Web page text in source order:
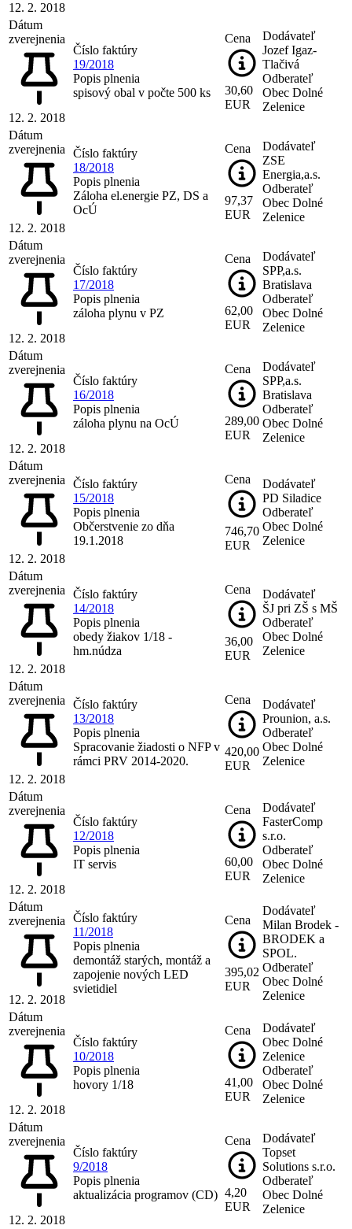
12. 2. 2018
Dátum
zverejnenia
12. 2. 2018
Číslo faktúry
19/2018
Popis plnenia
spisový obal v počte 500 ks
Cena
30,60
EUR
Dodávateľ
Jozef Igaz-
Tlačivá
Odberateľ
Obec Dolné
Zelenice
Dátum
zverejnenia
12. 2. 2018
Číslo faktúry
18/2018
Popis plnenia
Záloha el.energie PZ, DS a
OcÚ
Cena
97,37
EUR
Dodávateľ
ZSE
Energia,a.s.
Odberateľ
Obec Dolné
Zelenice
Dátum
zverejnenia
12. 2. 2018
Číslo faktúry
17/2018
Popis plnenia
záloha plynu v PZ
Cena
62,00
EUR
Dodávateľ
SPP,a.s.
Bratislava
Odberateľ
Obec Dolné
Zelenice
Dátum
zverejnenia
12. 2. 2018
Číslo faktúry
16/2018
Popis plnenia
záloha plynu na OcÚ
Cena
289,00
EUR
Dodávateľ
SPP,a.s.
Bratislava
Odberateľ
Obec Dolné
Zelenice
Dátum
zverejnenia
12. 2. 2018
Číslo faktúry
15/2018
Popis plnenia
Občerstvenie zo dňa
19.1.2018
Cena
746,70
EUR
Dodávateľ
PD Siladice
Odberateľ
Obec Dolné
Zelenice
Dátum
zverejnenia
12. 2. 2018
Číslo faktúry
14/2018
Popis plnenia
obedy žiakov 1/18 -
hm.núdza
Cena
36,00
EUR
Dodávateľ
ŠJ pri ZŠ s MŠ
Odberateľ
Obec Dolné
Zelenice
Dátum
zverejnenia
12. 2. 2018
Číslo faktúry
13/2018
Popis plnenia
Spracovanie žiadosti o NFP v
rámci PRV 2014-2020.
Cena
420,00
EUR
Dodávateľ
Prounion, a.s.
Odberateľ
Obec Dolné
Zelenice
Dátum
zverejnenia
12. 2. 2018
Číslo faktúry
12/2018
Popis plnenia
IT servis
Cena
60,00
EUR
Dodávateľ
FasterComp
s.r.o.
Odberateľ
Obec Dolné
Zelenice
Dátum
zverejnenia
12. 2. 2018
Číslo faktúry
11/2018
Popis plnenia
demontáž starých, montáž a
zapojenie nových LED
svietidiel
Cena
395,02
EUR
Dodávateľ
Milan Brodek -
BRODEK a
SPOL.
Odberateľ
Obec Dolné
Zelenice
Dátum
zverejnenia
12. 2. 2018
Číslo faktúry
10/2018
Popis plnenia
hovory 1/18
Cena
41,00
EUR
Dodávateľ
Obec Dolné
Zelenice
Odberateľ
Obec Dolné
Zelenice
Dátum
zverejnenia
12. 2. 2018
Číslo faktúry
9/2018
Popis plnenia
aktualizácia programov (CD)
Cena
4,20
EUR
Dodávateľ
Topset
Solutions s.r.o.
Odberateľ
Obec Dolné
Zelenice